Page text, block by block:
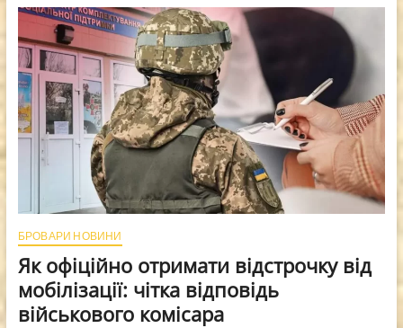
БРОВАРИ НОВИНИ
Як офіційно отримати відстрочку від
мобілізації: чітка відповідь
військового комісара